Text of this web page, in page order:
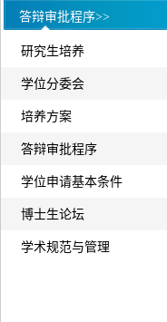
答辩审批程序>>
研究生培养
学位分委会
培养方案
答辩审批程序
学位申请基本条件
博士生论坛
学术规范与管理